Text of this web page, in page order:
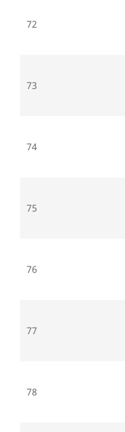
72
73
74
75
76
77
78